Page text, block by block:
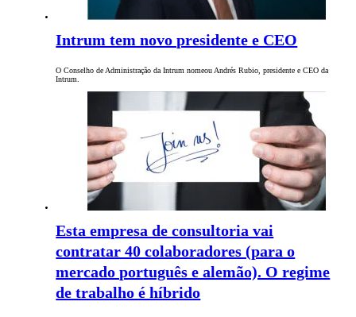
Intrum tem novo presidente e CEO
O Conselho de Administração da Intrum nomeou Andrés Rubio, presidente e CEO da
Intrum.
Esta empresa de consultoria vai
contratar 40 colaboradores (para o
mercado português e alemão). O regime
de trabalho é híbrido